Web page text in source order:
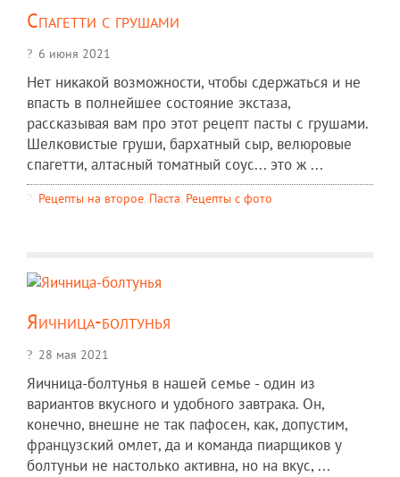
Спагетти с грушами
6 июня 2021
Нет никакой возможности, чтобы сдержаться и не
впасть в полнейшее состояние экстаза,
рассказывая вам про этот рецепт пасты с грушами.
Шелковистые груши, бархатный сыр, велюровые
спагетти, алтасный томатный соус... это ж ...
Рецепты на второе, Паста, Рецепты c фото
Яичница-болтунья
28 мая 2021
Яичница-болтунья в нашей семье - один из
вариантов вкусного и удобного завтрака. Он,
конечно, внешне не так пафосен, как, допустим,
французский омлет, да и команда пиарщиков у
болтуньи не настолько активна, но на вкус, ...